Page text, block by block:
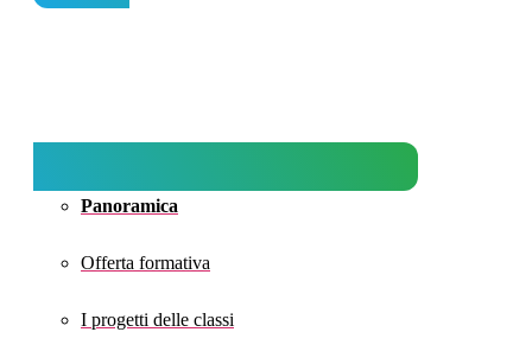
Panoramica
Offerta formativa
I progetti delle classi